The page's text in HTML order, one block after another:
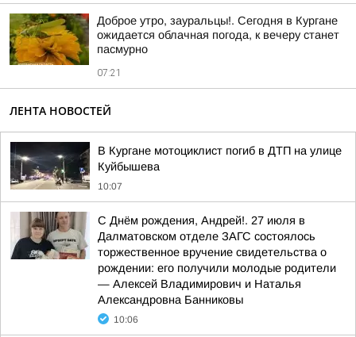
Доброе утро, зауральцы!. Сегодня в Кургане
ожидается облачная погода, к вечеру станет
пасмурно
07:21
ЛЕНТА НОВОСТЕЙ
В Кургане мотоциклист погиб в ДТП на улице
Куйбышева
10:07
С Днём рождения, Андрей!. 27 июля в
Далматовском отделе ЗАГС состоялось
торжественное вручение свидетельства о
рождении: его получили молодые родители
— Алексей Владимирович и Наталья
Александровна Банниковы
10:06